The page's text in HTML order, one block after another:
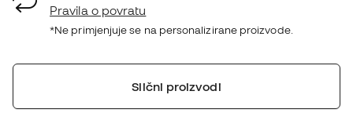
Pravila o povratu
*Ne primjenjuje se na personalizirane proizvode.
Slični proizvodi